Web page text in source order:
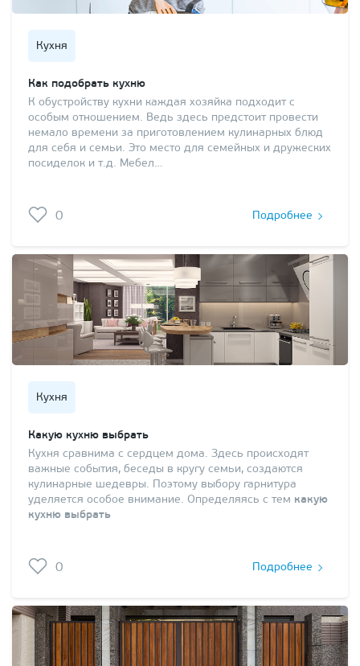
Кухня
Как подобрать кухню
К обустройству кухни каждая хозяйка подходит с
особым отношением. Ведь здесь предстоит провести
немало времени за приготовлением кулинарных блюд
для себя и семьи. Это место для семейных и дружеских
посиделок и т.д. Мебел…
0 Подробнее
Кухня
Какую кухню выбрать
Кухня сравнима с сердцем дома. Здесь происходят
важные события, беседы в кругу семьи, создаются
кулинарные шедевры. Поэтому выбору гарнитура
уделяется особое внимание. Определяясь с тем какую
кухню выбрать
0 Подробнее